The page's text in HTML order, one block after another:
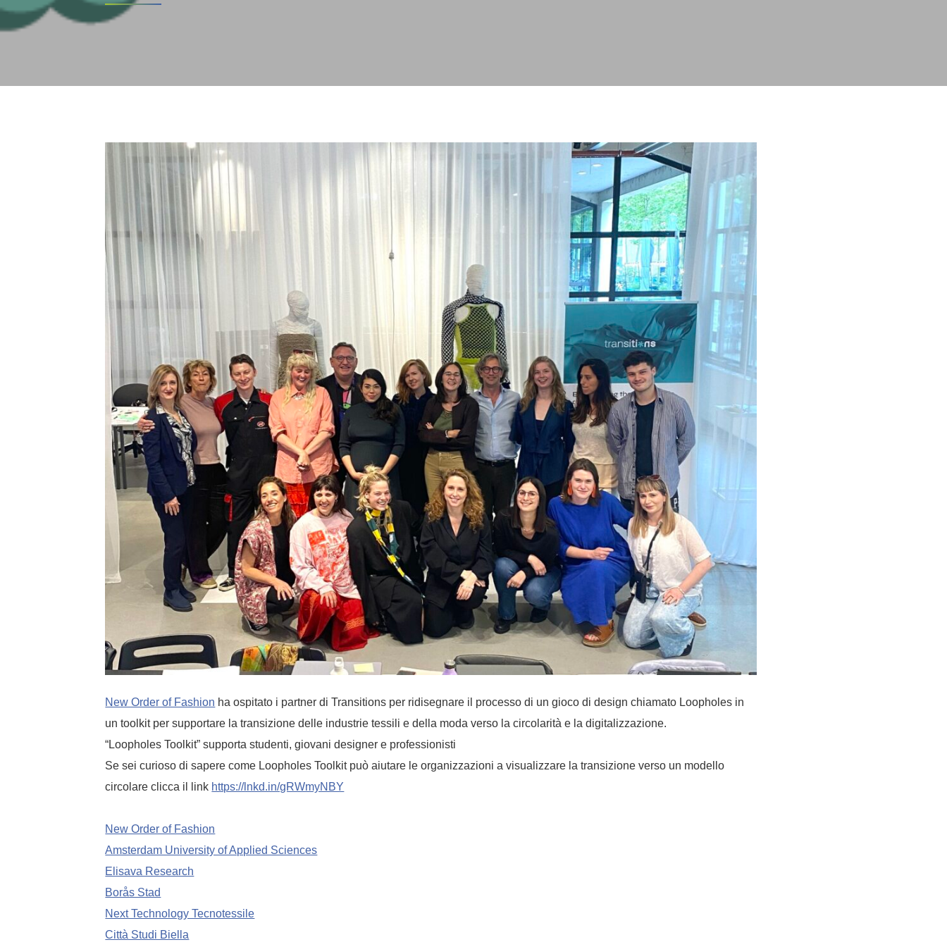
New Order of Fashion ha ospitato i partner di Transitions per ridisegnare il processo di un gioco di design chiamato Loopholes in
un toolkit per supportare la transizione delle industrie tessili e della moda verso la circolarità e la digitalizzazione.
“Loopholes Toolkit” supporta studenti, giovani designer e professionisti
Se sei curioso di sapere come Loopholes Toolkit può aiutare le organizzazioni a visualizzare la transizione verso un modello
circolare clicca il link https://lnkd.in/gRWmyNBY
New Order of Fashion
Amsterdam University of Applied Sciences
Elisava Research
Borås Stad
Next Technology Tecnotessile
Città Studi Biella